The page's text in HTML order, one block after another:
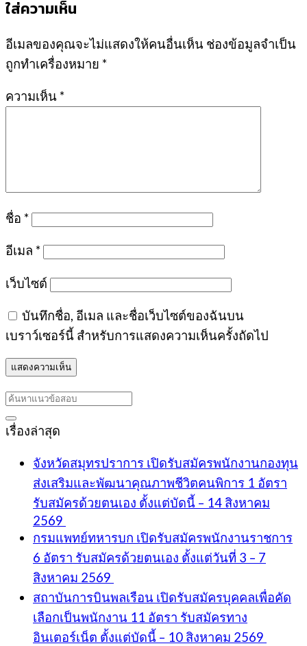
ใส่ความเห็น
อีเมลของคุณจะไม่แสดงให้คนอื่นเห็น ช่องข้อมูลจำเป็น
ถูกทำเครื่องหมาย *
ความเห็น *
ชื่อ *
อีเมล *
เว็บไซต์
บันทึกชื่อ, อีเมล และชื่อเว็บไซต์ของฉันบน
เบราว์เซอร์นี้ สำหรับการแสดงความเห็นครั้งถัดไป
เรื่องล่าสุด
จังหวัดสมุทรปราการ เปิดรับสมัครพนักงานกองทุน
ส่งเสริมและพัฒนาคุณภาพชีวิตคนพิการ 1 อัตรา
รับสมัครด้วยตนเอง ตั้งแต่บัดนี้ – 14 สิงหาคม
2569
กรมแพทย์ทหารบก เปิดรับสมัครพนักงานราชการ
6 อัตรา รับสมัครด้วยตนเอง ตั้งแต่วันที่ 3 – 7
สิงหาคม 2569
สถาบันการบินพลเรือน เปิดรับสมัครบุคคลเพื่อคัด
เลือกเป็นพนักงาน 11 อัตรา รับสมัครทาง
อินเตอร์เน็ต ตั้งแต่บัดนี้ – 10 สิงหาคม 2569